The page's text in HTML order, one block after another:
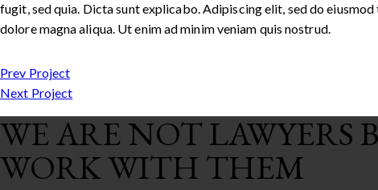
fugit, sed quia. Dicta sunt explicabo. Adipiscing elit, sed do
dolore magna aliqua. Ut enim ad minim veniam quis nostrud.
POST
NAVIGATION
Prev Project
Next Project
WE ARE NOT LAWYERS
WORK WITH THEM